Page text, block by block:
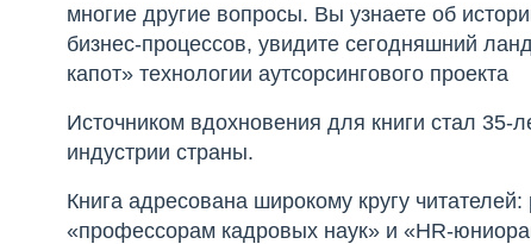
многие другие вопросы. Вы узнаете об
бизнес-процессов, увидите сегодняшний
капот» технологии аутсорсингового проекта
Источником вдохновения для книги стал 35-
индустрии страны.
Книга адресована широкому кругу
«профессорам кадровых наук» и «HR-